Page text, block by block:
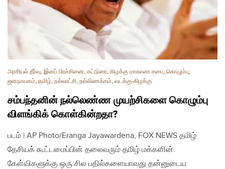
அரசியல் தீர்வு, இனப் பிரச்சினை, கட்டுரை, கிழக்கு மாகாண சபை, கொழும்பு,
ஜனநாயகம், தமிழ், நல்லாட்சி, நல்லிணக்கம், வடக்கு-கிழக்கு
சம்பந்தனின் நல்லெண்ண முயற்சிகளை கொழும்பு
விளங்கிக் கொள்கின்றதா?
படம் | AP Photo/Eranga Jayawardena, FOX NEWS தமிழ்
தேசியக் கூட்டமைப்பின் தலைவரும் தமிழ் மக்களின்
கேள்விகளுக்கு ஒரு சில பதில்களையாவது தன்னுடைய